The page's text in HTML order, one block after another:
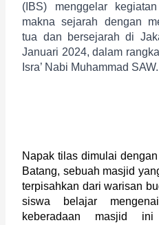
(IBS) menggelar
makna sejarah dengan
tua dan bersejarah di
Januari 2024, dalam
Isra’ Nabi Muhammad SAW.
Napak tilas dimulai
Batang, sebuah masjid
terpisahkan dari warisan
siswa belajar
keberadaan masjid ini